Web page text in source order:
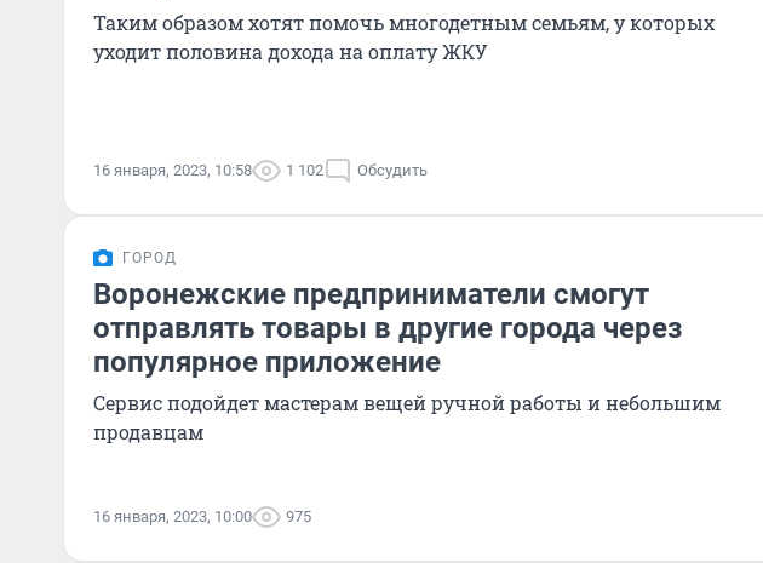
Таким образом хотят помочь многодетным семьям, у которых
уходит половина дохода на оплату ЖКУ
16 января, 2023, 10:58 1 102 Обсудить
ГОРОД
Воронежские предприниматели смогут
отправлять товары в другие города через
популярное приложение
Сервис подойдет мастерам вещей ручной работы и небольшим
продавцам
16 января, 2023, 10:00 975